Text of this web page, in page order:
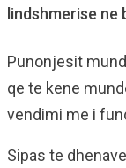
lindshmerise ne
Punonjesit
qe te kene
vendimi me i
Sipas te